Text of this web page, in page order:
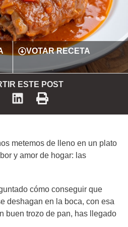
VOTAR RECETA
ESTE POST
metemos de lleno en un plato
y amor de hogar: las
cómo conseguir que
deshagan en la boca, con esa
buen trozo de pan, has llegado